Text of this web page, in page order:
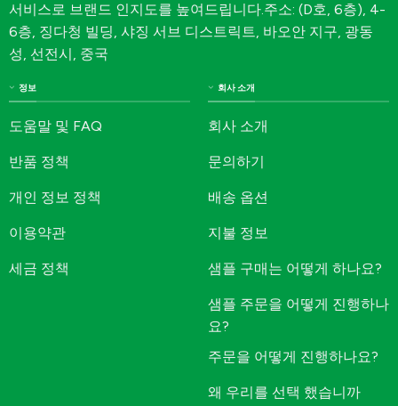
서비스로 브랜드 인지도를 높여드립니다.주소: (D호, 6층), 4-
6층, 징다청 빌딩, 샤징 서브 디스트릭트, 바오안 지구, 광동
성, 선전시, 중국
정보
도움말 및 FAQ
반품 정책
개인 정보 정책
이용약관
세금 정책
회사 소개
회사 소개
문의하기
배송 옵션
지불 정보
샘플 구매는 어떻게 하나요?
샘플 주문을 어떻게 진행하나
요?
주문을 어떻게 진행하나요?
왜 우리를 선택 했습니까